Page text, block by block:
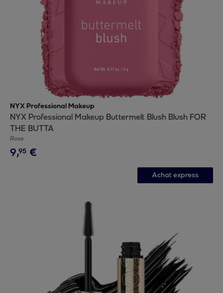
NYX Professional Makeup
NYX Professional Makeup Buttermelt Blush Blush FOR
THE BUTTA
Rose
9,95 €
Achat express